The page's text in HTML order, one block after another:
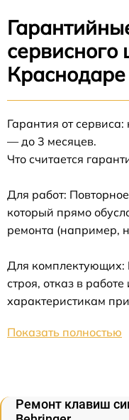
сервисного
Краснодаре
Гарантия от
— до 3 месяцев.
Что считается
Для работ:
который прямо
ремонта (например,
Для
строя, отказ в
характеристикам
Показать полностью
Ремонт клавиш